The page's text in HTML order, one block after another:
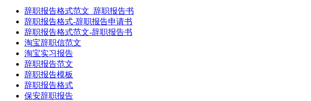
辞职报告格式范文_辞职报告书
辞职报告格式-辞职报告申请书
辞职报告格式范文-辞职报告书
淘宝辞职信范文
淘宝实习报告
辞职报告范文
辞职报告模板
辞职报告格式
保安辞职报告